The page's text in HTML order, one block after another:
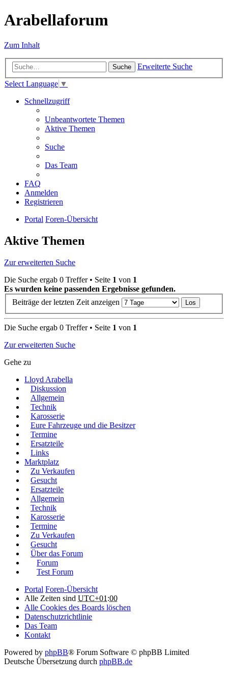
Arabellaforum
Zum Inhalt
Suche
Erweiterte Suche
Select Language ▼
Schnellzugriff
Unbeantwortete Themen
Aktive Themen
Suche
Das Team
FAQ
Anmelden
Registrieren
Portal Foren-Übersicht
Aktive Themen
Zur erweiterten Suche
Die Suche ergab 0 Treffer • Seite 1 von 1
Es wurden keine passenden Ergebnisse gefunden.
Beiträge der letzten Zeit anzeigen
Die Suche ergab 0 Treffer • Seite 1 von 1
Zur erweiterten Suche
Gehe zu
Lloyd Arabella
Diskussion
Allgemein
Technik
Karosserie
Eure Fahrzeuge und die Besitzer
Termine
Ersatzteile
Links
Marktplatz
Zu Verkaufen
Gesucht
Ersatzteile
Allgemein
Technik
Karosserie
Termine
Zu Verkaufen
Gesucht
Über das Forum
Forum
Test Forum
Portal Foren-Übersicht
Alle Zeiten sind UTC+01:00
Alle Cookies des Boards löschen
Datenschutzrichtlinie
Das Team
Kontakt
Powered by phpBB® Forum Software © phpBB Limited
Deutsche Übersetzung durch phpBB.de